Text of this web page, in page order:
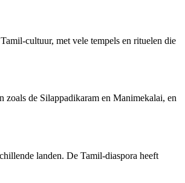
cultuur, met vele tempels en rituelen die
zoals de Silappadikaram en Manimekalai, en
landen. De Tamil-diaspora heeft